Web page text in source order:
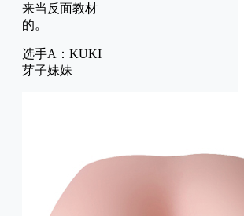
来当反面教材
的。
选手A：KUKI
芽子妹妹